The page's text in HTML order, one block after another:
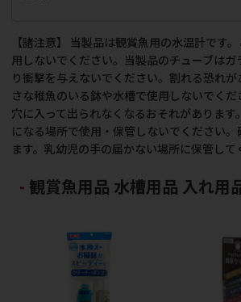
【諸注意】 当製品は観賞魚用の水温計です
用しないでください。当製品のチューブはガ
り衝撃を与えないでください。割れる恐れ
さな稚魚のいる鉢や水槽で使用しないでく
穴に入って出られなくなるおそれがありま
になる場所で使用・保管しないでください
ます。乳幼児の手の届かない場所に保管して
観賞魚用品 水槽用品 入れ用